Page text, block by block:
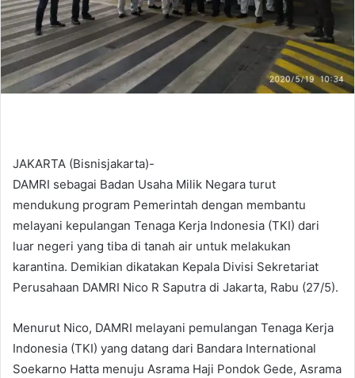
JAKARTA (Bisnisjakarta)-
DAMRI sebagai Badan Usaha Milik Negara turut
mendukung program Pemerintah dengan membantu
melayani kepulangan Tenaga Kerja Indonesia (TKI) dari
luar negeri yang tiba di tanah air untuk melakukan
karantina. Demikian dikatakan Kepala Divisi Sekretariat
Perusahaan DAMRI Nico R Saputra di Jakarta, Rabu (27/5).
Menurut Nico, DAMRI melayani pemulangan Tenaga Kerja
Indonesia (TKI) yang datang dari Bandara International
Soekarno Hatta menuju Asrama Haji Pondok Gede, Asrama